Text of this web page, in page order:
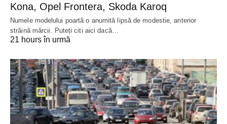
Kona, Opel Frontera, Skoda Karoq
Numele modelului poartă o anumită lipsă de modestie, anterior
străină mărcii. Puteți citi aici dacă…
21 hours în urmă